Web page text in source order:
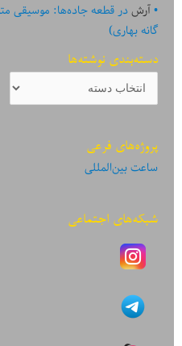
آرشدر
گانه بهاری)
دسته‌بندی نوشته‌ها
دسته‌بندی
نوشته‌ها
پروژه‌های فرعی
ساعت بین‌المللی
شبکه‌های اجتماعی